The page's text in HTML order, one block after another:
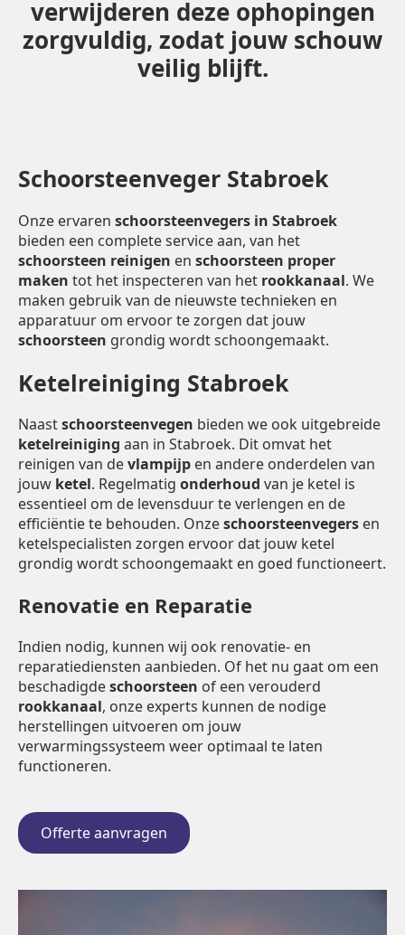
verwijderen deze ophopingen
zorgvuldig, zodat jouw schouw
veilig blijft.
Schoorsteenveger Stabroek
Onze ervaren schoorsteenvegers in Stabroek
bieden een complete service aan, van het
schoorsteen reinigen en schoorsteen proper
maken tot het inspecteren van het rookkanaal. We
maken gebruik van de nieuwste technieken en
apparatuur om ervoor te zorgen dat jouw
schoorsteen grondig wordt schoongemaakt.
Ketelreiniging Stabroek
Naastschoorsteenvegen bieden we ook uitgebreide
ketelreiniging aan in Stabroek. Dit omvat het
reinigen van devlampijp en andere onderdelen van
jouw ketel. Regelmatig onderhoud van je ketel is
essentieel om de levensduur te verlengen en de
efficiëntie te behouden. Onzeschoorsteenvegers en
ketelspecialisten zorgen ervoor dat jouw ketel
grondig wordt schoongemaakt en goed functioneert.
Renovatie en Reparatie
Indien nodig, kunnen wij ook renovatie- en
reparatiediensten aanbieden. Of het nu gaat om een
beschadigdeschoorsteen of een verouderd
rookkanaal, onze experts kunnen de nodige
herstellingen uitvoeren om jouw
verwarmingssysteem weer optimaal te laten
functioneren.
Offerte aanvragen